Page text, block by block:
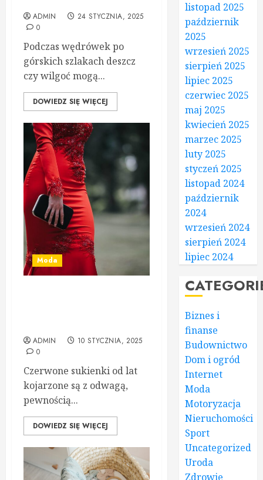
ADMIN
24 STYCZNIA, 2025
0
Podczas wędrówek po
górskich szlakach deszcz
czy wilgoć mogą...
DOWIEDZ SIĘ WIĘCEJ
Moda
ADMIN
10 STYCZNIA, 2025
0
Czerwone sukienki od lat
kojarzone są z odwagą,
pewnością...
DOWIEDZ SIĘ WIĘCEJ
listopad 2025
październik
2025
wrzesień 2025
sierpień 2025
lipiec 2025
czerwiec 2025
maj 2025
kwiecień 2025
marzec 2025
luty 2025
styczeń 2025
listopad 2024
październik
2024
wrzesień 2024
sierpień 2024
lipiec 2024
Biznes i
finanse
Budownictwo
Dom i ogród
Internet
Moda
Motoryzacja
Nieruchomości
Sport
Uncategorized
Uroda
Zdrowie